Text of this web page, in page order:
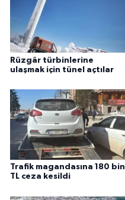
Rüzgâr türbinlerine
ulaşmak için tünel açtılar
Trafik magandasına 180 bin
TL ceza kesildi